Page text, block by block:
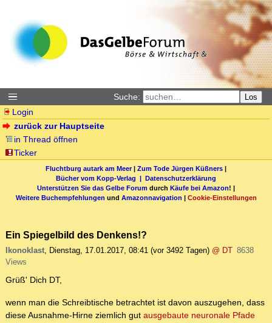
Suche: Los
Login
zurück zur Hauptseite
in Thread öffnen
Ticker
Fluchtburg autark am Meer| Zum Tode Jürgen Küßners |
Bücher vom Kopp-Verlag | Datenschutzerklärung
Unterstützen Sie das Gelbe Forum durch Käufe bei Amazon! |
Weitere Buchempfehlungen und Amazonnavigation | Cookie-Einstellungen
Ein Spiegelbild des Denkens!?
Ikonoklast, Dienstag, 17.01.2017, 08:41 (vor 3492 Tagen) @ DT 8638
Views
Grüß' Dich DT,
wenn man die Schreibtische betrachtet ist davon auszugehen, dass
diese Ausnahme-Hirne ziemlich gut ausgebaute neuronale Pfade